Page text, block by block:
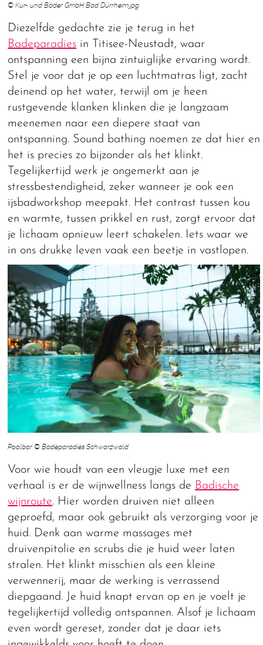
© Kur- und Bäder GmbH Bad Dürrheim.jpg
Diezelfde gedachte zie je terug in het
Badeparadies in Titisee-Neustadt, waar
ontspanning een bijna zintuiglijke ervaring wordt.
Stel je voor dat je op een luchtmatras ligt, zacht
deinend op het water, terwijl om je heen
rustgevende klanken klinken die je langzaam
meenemen naar een diepere staat van
ontspanning. Sound bathing noemen ze dat hier en
het is precies zo bijzonder als het klinkt.
Tegelijkertijd werk je ongemerkt aan je
stressbestendigheid, zeker wanneer je ook een
ijsbadworkshop meepakt. Het contrast tussen kou
en warmte, tussen prikkel en rust, zorgt ervoor dat
je lichaam opnieuw leert schakelen. Iets waar we
in ons drukke leven vaak een beetje in vastlopen.
Poolbar © Badeparadies Schwarzwald
Voor wie houdt van een vleugje luxe met een
verhaal is er de wijnwellness langs de Badische
wijnroute. Hier worden druiven niet alleen
geproefd, maar ook gebruikt als verzorging voor je
huid. Denk aan warme massages met
druivenpitolie en scrubs die je huid weer laten
stralen. Het klinkt misschien als een kleine
verwennerij, maar de werking is verrassend
diepgaand. Je huid knapt ervan op en je voelt je
tegelijkertijd volledig ontspannen. Alsof je lichaam
even wordt gereset, zonder dat je daar iets